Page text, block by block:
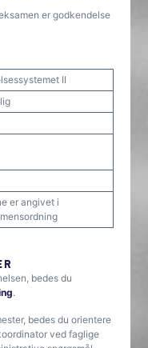
er godkendelse
II
er angivet i
bedes du
.
bedes du orientere
ved faglige